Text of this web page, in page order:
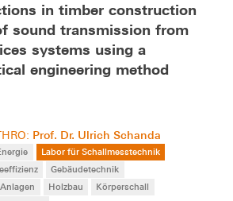
in timber construction
sound transmission from
systems using a
engineering method
Prof. Dr. Ulrich Schanda
Labor für Schallmesstechnik
Gebäudetechnik
Holzbau
Körperschall